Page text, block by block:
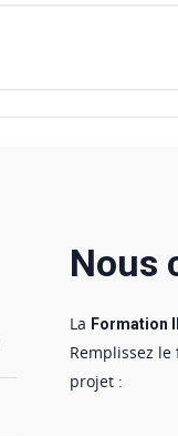
Nous
La Formation
Remplissez
projet :